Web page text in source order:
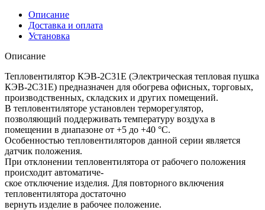
Описание
Доставка и оплата
Установка
Описание
Тепловентилятор КЭВ-2С31Е (Электрическая тепловая пушка
КЭВ-2С31Е) предназначен для обогрева офисных, торговых,
производственных, складских и других помещений.
В тепловентиляторе установлен терморегулятор,
позволяющий поддерживать температуру воздуха в
помещении в диапазоне от +5 до +40 °C.
Особенностью тепловентиляторов данной серии является
датчик положения.
При отклонении тепловентилятора от рабочего положения
происходит автоматиче-
ское отключение изделия. Для повторного включения
тепловентилятора достаточно
вернуть изделие в рабочее положение.